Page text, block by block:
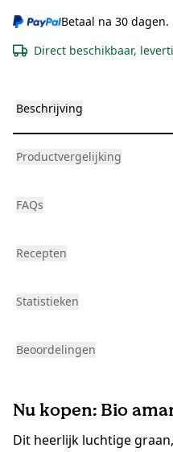
Betaal na 30 dagen.
Direct beschikbaar,
Beschrijving
Productvergelijking
FAQs
Recepten
Statistieken
Beoordelingen
Nu kopen: Bio
Dit heerlijk luchtige